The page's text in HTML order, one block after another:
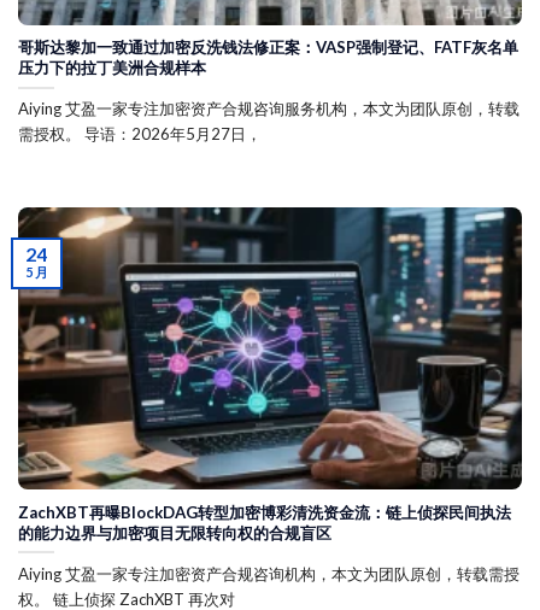
哥斯达黎加一致通过加密反洗钱法修正案：VASP强制登记、FATF灰名单
压力下的拉丁美洲合规样本
Aiying 艾盈一家专注加密资产合规咨询服务机构，本文为团队原创，转载
需授权。 导语：2026年5月27日，
ZachXBT再曝BlockDAG转型加密博彩清洗资金流：链上侦探民间执法
的能力边界与加密项目无限转向权的合规盲区
Aiying 艾盈一家专注加密资产合规咨询机构，本文为团队原创，转载需授
权。 链上侦探 ZachXBT 再次对
24
5 月